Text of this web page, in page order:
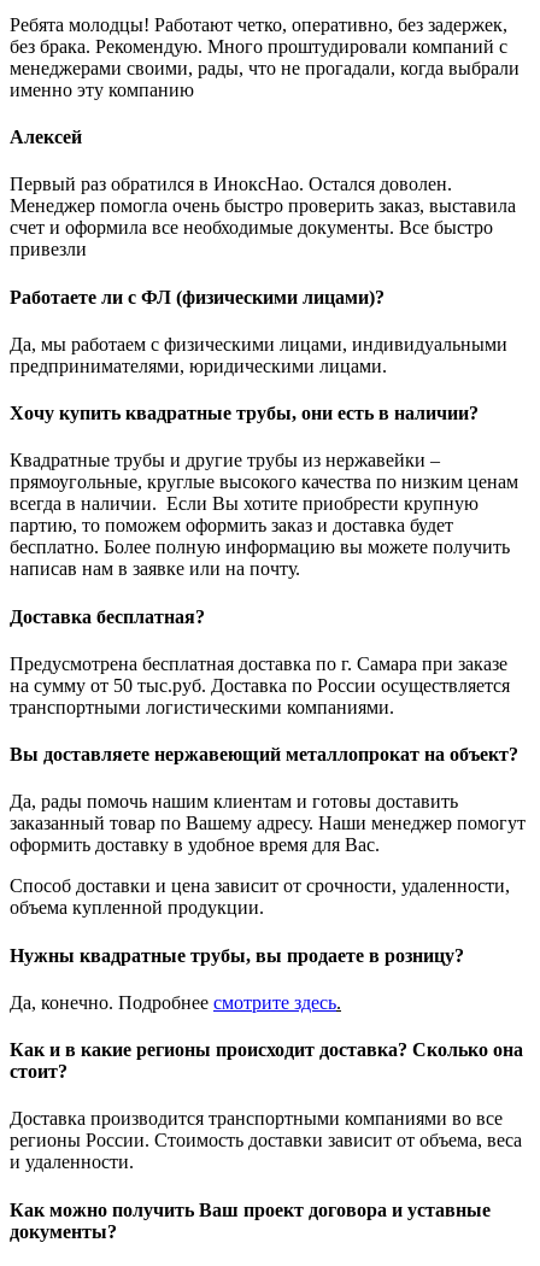
Ребята молодцы! Работают четко, оперативно, без задержек,
без брака. Рекомендую. Много проштудировали компаний с
менеджерами своими, рады, что не прогадали, когда выбрали
именно эту компанию
Алексей
Первый раз обратился в ИноксНао. Остался доволен.
Менеджер помогла очень быстро проверить заказ, выставила
счет и оформила все необходимые документы. Все быстро
привезли
Работаете ли с ФЛ (физическими лицами)?
Да, мы работаем с физическими лицами, индивидуальными
предпринимателями, юридическими лицами.
Хочу купить квадратные трубы, они есть в наличии?
Квадратные трубы и другие трубы из нержавейки –
прямоугольные, круглые высокого качества по низким ценам
всегда в наличии. Если Вы хотите приобрести крупную
партию, то поможем оформить заказ и доставка будет
бесплатно. Более полную информацию вы можете получить
написав нам в заявке или на почту.
Доставка бесплатная?
Предусмотрена бесплатная доставка по г. Самара при заказе
на сумму от 50 тыс.руб. Доставка по России осуществляется
транспортными логистическими компаниями.
Вы доставляете нержавеющий металлопрокат на объект?
Да, рады помочь нашим клиентам и готовы доставить
заказанный товар по Вашему адресу. Наши менеджер помогут
оформить доставку в удобное время для Вас.
Способ доставки и цена зависит от срочности, удаленности,
объема купленной продукции.
Нужны квадратные трубы, вы продаете в розницу?
Да, конечно. Подробнее смотрите здесь.
Как и в какие регионы происходит доставка? Сколько она
стоит?
Доставка производится транспортными компаниями во все
регионы России. Стоимость доставки зависит от объема, веса
и удаленности.
Как можно получить Ваш проект договора и уставные
документы?